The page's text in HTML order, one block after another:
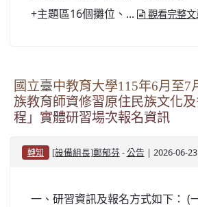
+主題區16個攤位、...
觀看完整文
國立臺中教育大學115年6月至7
族教育師資修習原住民族文化
程」實體研習場次報名資訊
轉知 [設備組長]鄭郁芬- 公告 | 2026-06-
一、研習資訊及報名方式如下： (